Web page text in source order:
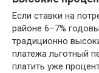
Если ставки на
районе 6–7%
традиционно
платежа льготный
платить уже